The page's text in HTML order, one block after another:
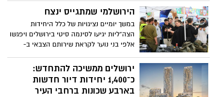
והרפתנים זועקים: במחאה להסרת קידומה
של רפורמת החלב שמוביל סמוטריץ׳: אל
תיתן יד להפקרת אדמות הלאום בשם חיסכון
של כמה שקלים בעוד שר האוצר מנופף
רפתות והפקרת החלב למדינות עוינות. בכיר
בענף: "זהו גזר דין מוות להתיישבות. במקום
שבו לא תהיה חקלאות לא יהיה גבול״.
הירושלמי שמתגייס ינצח
במשך יומיים נציגויות של כלל היחידות
הצה"ליות יגיעו לסינמה סיטי בירושלים ויפגשו
אלפי בני נוער לקראת שירותם הצבאי ב-
הקרוב. האירוע הוא הזדמנות עבור
המלש"בים הירושלמים להכיר את היחידות
אליהן הם מתגייסים
ירושלים ממשיכה להתחדש:
כ־1,400 יחידות דיור חדשות
בארבע שכונות ברחבי העיר